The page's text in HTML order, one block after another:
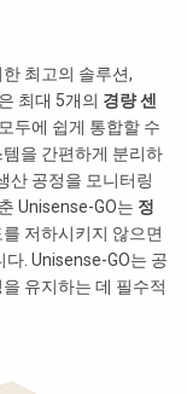
최고의 솔루션,
은 최대 5개의 경량 센
두에 쉽게 통합할 수
을 간편하게 분리하
산 공정을 모니터링
Unisense-GO는 정
저하시키지 않으면
. Unisense-GO는 공
유지하는 데 필수적
하실 수 있습니다!